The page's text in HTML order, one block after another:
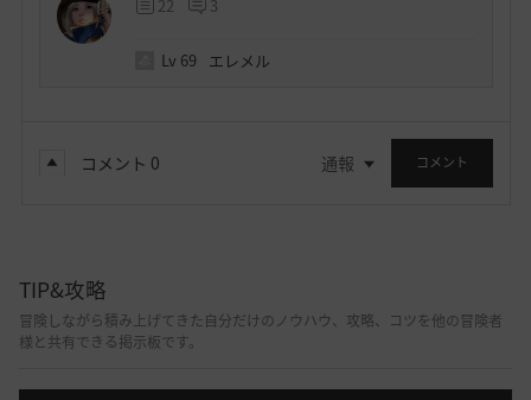
22 3
Lv 69 エレメル
コメント 0 通報 コメント
TIP&攻略
冒険しながら積み上げてきた自分だけのノウハウ、攻略、コツを他の冒険者
様と共有できる掲示板です。